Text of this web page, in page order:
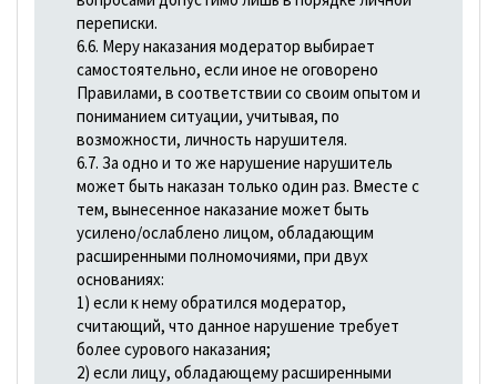
переписки.
6.6. Меру наказания модератор выбирает
самостоятельно, если иное не оговорено
Правилами, в соответствии со своим опытом и
пониманием ситуации, учитывая, по
возможности, личность нарушителя.
6.7. За одно и то же нарушение нарушитель
может быть наказан только один раз. Вместе с
тем, вынесенное наказание может быть
усилено/ослаблено лицом, обладающим
расширенными полномочиями, при двух
основаниях:
1) если к нему обратился модератор,
считающий, что данное нарушение требует
более сурового наказания;
2) если лицу, обладающему расширенными